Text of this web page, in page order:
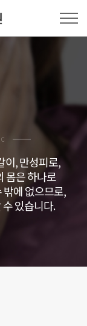
이, 만성피로,
몸은 하나로
밖에 없으므로,
있습니다.